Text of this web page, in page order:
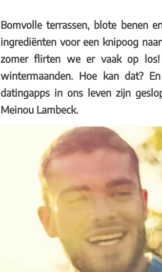
Bomvolle terrassen, blote benen
ingrediënten voor een knipoog
zomer flirten we er vaak op
wintermaanden. Hoe kan dat?
datingapps in ons leven zijn
Meinou Lambeck.